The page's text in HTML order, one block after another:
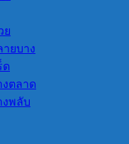
ย
ยบาง
ด
ตลาด
งพลับ